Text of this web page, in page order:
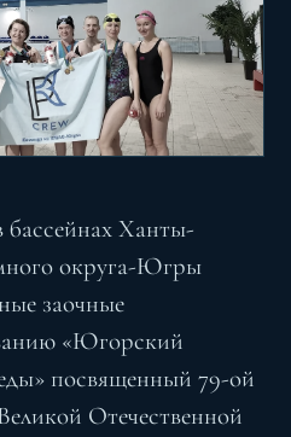
бассейнах Ханты-
округа-Югры
заочные
«Югорский
посвященный 79-ой
Отечественной